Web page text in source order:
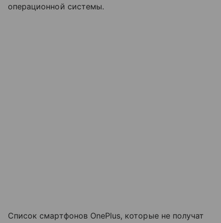
операционной системы.
Список смартфонов OnePlus, которые не получат